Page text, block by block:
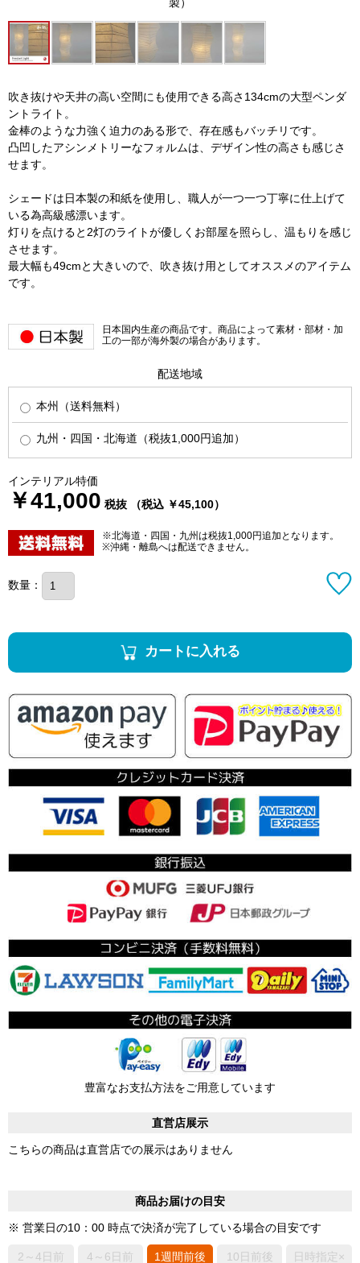
吹き抜けや天井の高い空間にも使用できる高さ134cmの大型ペンダ
ントライト。
金棒のような力強く迫力のある形で、存在感もバッチリです。
凸凹したアシンメトリーなフォルムは、デザイン性の高さも感じさ
せます。
シェードは日本製の和紙を使用し、職人が一つ一つ丁寧に仕上げて
いる為高級感漂います。
灯りを点けると2灯のライトが優しくお部屋を照らし、温もりを感じ
させます。
最大幅も49cmと大きいので、吹き抜け用としてオススメのアイテム
です。
日本国内生産の商品です。商品によって素材・部材・加
工の一部が海外製の場合があります。
配送地域
本州（送料無料）
九州・四国・北海道（税抜1,000円追加）
インテリアル特価
￥41,000 税抜 （税込 ￥45,100）
※北海道・四国・九州は税抜1,000円追加となります。
※沖縄・離島へは配送できません。
数量：
カートに入れる
豊富なお支払方法をご用意しています
直営店展示
こちらの商品は直営店での展示はありません
商品お届けの目安
※ 営業日の10：00 時点で決済が完了している場合の目安です
2～4日前 4～6日前 1週間前後 10日前後 日時指定×